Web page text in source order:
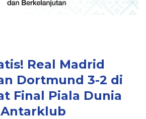
Real Madrid
Dortmund 3-2 di
Final Piala Dunia
Antarklub